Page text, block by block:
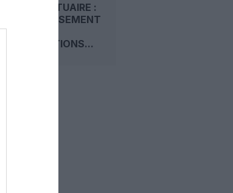
AÉROPORTUAIRE :
LE DURCISSEMENT
HABILITATIONS...